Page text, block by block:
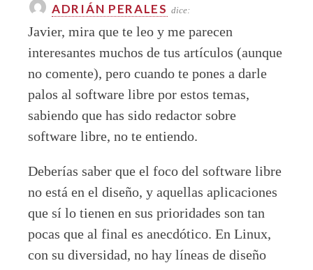
ADRIÁN PERALES dice:
Javier, mira que te leo y me parecen
interesantes muchos de tus artículos (aunque
no comente), pero cuando te pones a darle
palos al software libre por estos temas,
sabiendo que has sido redactor sobre
software libre, no te entiendo.
Deberías saber que el foco del software libre
no está en el diseño, y aquellas aplicaciones
que sí lo tienen en sus prioridades son tan
pocas que al final es anecdótico. En Linux,
con su diversidad, no hay líneas de diseño